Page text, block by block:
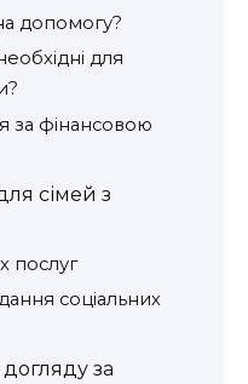
допомогу?
для
за фінансовою
сімей з
послуг
соціальних
за